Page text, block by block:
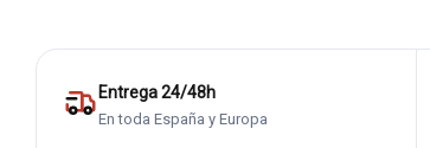
Entrega 24/48h
En toda España y Europa